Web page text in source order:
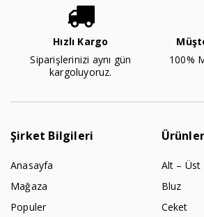
Hızlı Kargo
Siparişlerinizi aynı gün
kargoluyoruz.
100%
Şirket Bilgileri
Anasayfa
Mağaza
Populer
Ürünler
Alt – Üst
Bluz
Ceket